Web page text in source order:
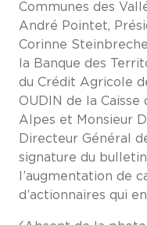
Communes des
André Pointet,
Corinne
la Banque des
du Crédit Agricole
OUDIN de la Caisse
Alpes et Monsieur
Directeur Général
signature du
l’augmentation de
d’actionnaires qui